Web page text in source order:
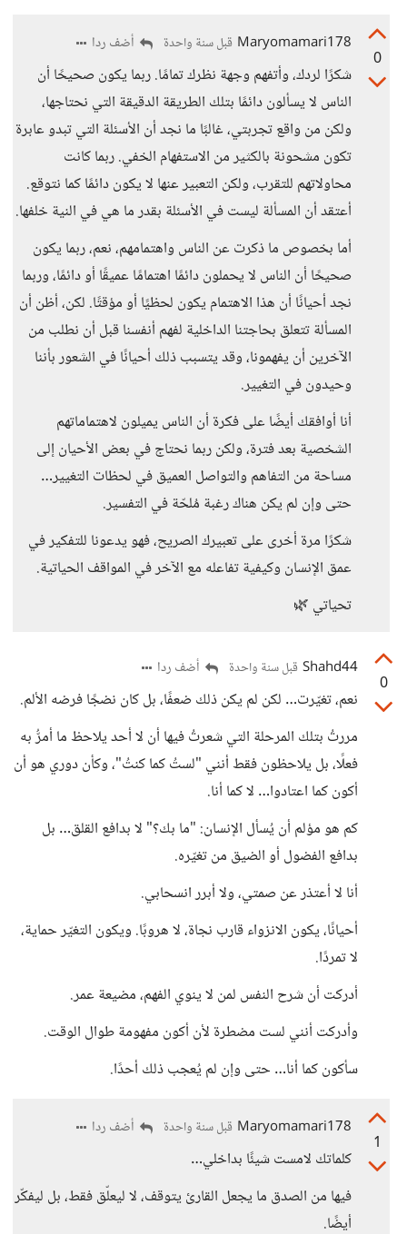
0
Maryomamari178 قبل سنة واحدة أضف ردا
شكرًا لردك، وأتفهم وجهة نظرك تمامًا. ربما يكون صحيحًا أن
الناس لا يسألون دائمًا بتلك الطريقة الدقيقة التي نحتاجها،
ولكن من واقع تجربتي، غالبًا ما نجد أن الأسئلة التي تبدو عابرة
تكون مشحونة بالكثير من الاستفهام الخفي. ربما كانت
محاولاتهم للتقرب، ولكن التعبير عنها لا يكون دائمًا كما نتوقع.
أعتقد أن المسألة ليست في الأسئلة بقدر ما هي في النية خلفها.
أما بخصوص ما ذكرت عن الناس واهتمامهم، نعم، ربما يكون
صحيحًا أن الناس لا يحملون دائمًا اهتمامًا عميقًا أو دائمًا، وربما
نجد أحيانًا أن هذا الاهتمام يكون لحظيًا أو مؤقتًا. لكن، أظن أن
المسألة تتعلق بحاجتنا الداخلية لفهم أنفسنا قبل أن نطلب من
الآخرين أن يفهمونا، وقد يتسبب ذلك أحيانًا في الشعور بأننا
وحيدون في التغيير.
أنا أوافقك أيضًا على فكرة أن الناس يميلون لاهتماماتهم
الشخصية بعد فترة، ولكن ربما نحتاج في بعض الأحيان إلى
مساحة من التفاهم والتواصل العميق في لحظات التغيير…
حتى وإن لم يكن هناك رغبة مُلحّة في التفسير.
شكرًا مرة أخرى على تعبيرك الصريح، فهو يدعونا للتفكير في
عمق الإنسان وكيفية تفاعله مع الآخر في المواقف الحياتية.
تحياتي 🌿
0
Shahd44 قبل سنة واحدة أضف ردا
نعم، تغيّرت… لكن لم يكن ذلك ضعفًا، بل كان نضجًا فرضه الألم.
مررتُ بتلك المرحلة التي شعرتُ فيها أن لا أحد يلاحظ ما أمرُّ به
فعلًا، بل يلاحظون فقط أنني "لستُ كما كنتُ"، وكأن دوري هو أن
أكون كما اعتادوا… لا كما أنا.
كم هو مؤلم أن يُسأل الإنسان: "ما بك؟" لا بدافع القلق… بل
بدافع الفضول أو الضيق من تغيّره.
أنا لا أعتذر عن صمتي، ولا أبرر انسحابي.
أحيانًا، يكون الانزواء قارب نجاة، لا هروبًا. ويكون التغيّر حماية،
لا تمردًا.
أدركت أن شرح النفس لمن لا ينوي الفهم، مضيعة عمر.
وأدركت أنني لست مضطرة لأن أكون مفهومة طوال الوقت.
سأكون كما أنا… حتى وإن لم يُعجب ذلك أحدًا.
1
Maryomamari178 قبل سنة واحدة أضف ردا
كلماتك لامست شيئًا بداخلي…
فيها من الصدق ما يجعل القارئ يتوقف، لا ليعلّق فقط، بل ليفكّر
أيضًا.